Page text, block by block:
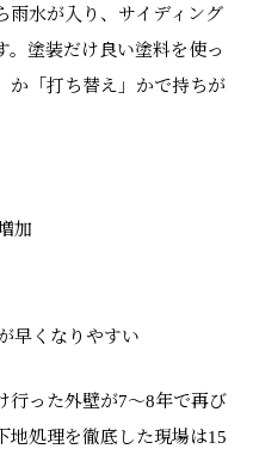
雨水が入り、サイディング
。塗装だけ良い塗料を使っ
か「打ち替え」かで持ちが
加
早くなりやすい
行った外壁が7〜8年で再び
地処理を徹底した現場は15